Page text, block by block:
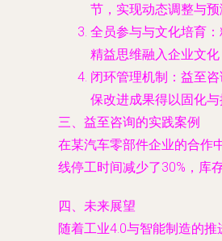
节，实现动态调整与预
全员参与与文化培育
精益思维融入企业文化
闭环管理机制：益至
保改进成果得以固化与
三、益至咨询的实践案例
在某汽车零部件企业的合作
线停工时间减少了30%，库
四、未来展望
随着工业4.0与智能制造的